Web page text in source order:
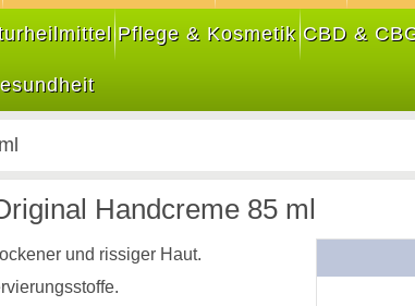
Pflege & Kosmetik CBD &
Handcreme 85 ml
und rissiger Haut.